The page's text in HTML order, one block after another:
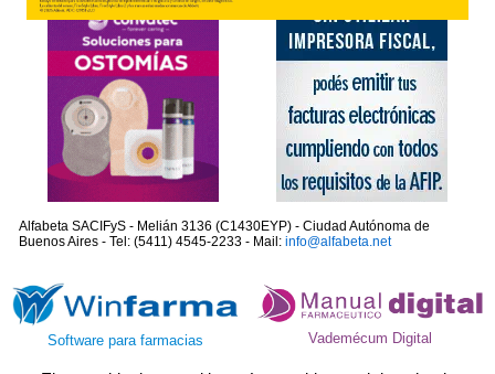
Alfabeta SACIFyS - Melián 3136 (C1430EYP) - Ciudad Autónoma de
Buenos Aires - Tel: (5411) 4545-2233 - Mail: info@alfabeta.net
Software para farmacias Vademécum Digital